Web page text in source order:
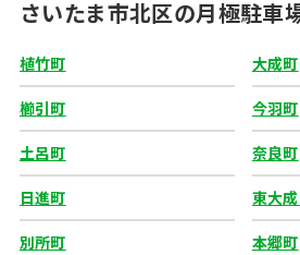
さいたま市北区の月極駐車
植竹町 大成町
櫛引町 今羽町
土呂町 奈良町
日進町 東大
別所町 本郷町